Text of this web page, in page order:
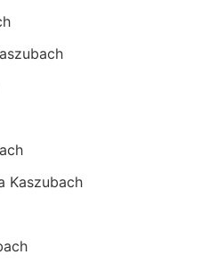
Kaszubach